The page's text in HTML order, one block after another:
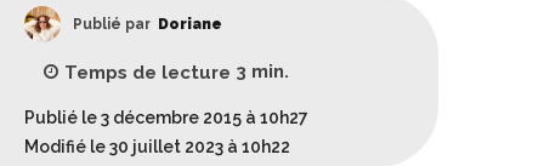
Publié par Doriane
Temps de lecture 3 min.
Publié le 3 décembre 2015 à 10h27
Modifié le 30 juillet 2023 à 10h22